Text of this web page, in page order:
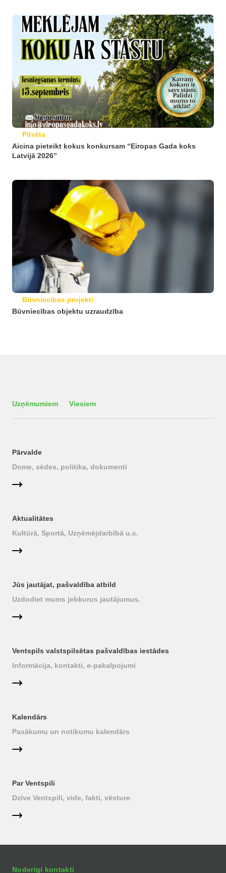
Pilsēta
Aicina pieteikt kokus konkursam “Eiropas Gada koks
Latvijā 2026”
Būvniecības projekti
Būvniecības objektu uzraudzība
Uzņēmumiem Viesiem
Pārvalde
Dome, sēdes, politika, dokumenti
Aktualitātes
Kultūrā, Sportā, Uzņēmējdarbībā u.c.
Jūs jautājat, pašvaldība atbild
Uzdodiet mums jebkurus jautājumus.
Ventspils valstspilsētas pašvaldības iestādes
Informācija, kontakti, e-pakalpojumi
Kalendārs
Pasākumu un notikumu kalendārs
Par Ventspili
Dzīve Ventspilī, vide, fakti, vēsture
Noderīgi kontakti